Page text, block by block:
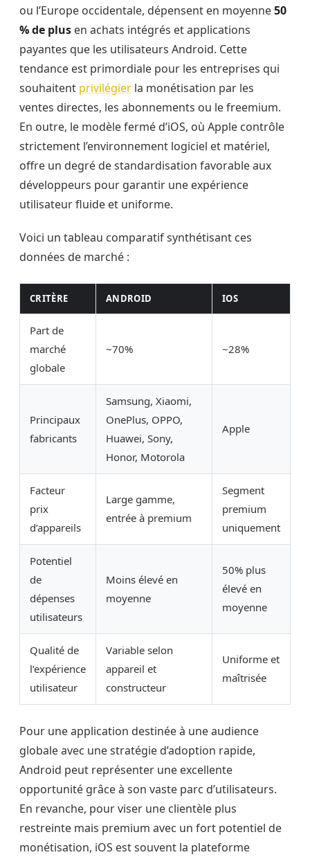
ou l’Europe occidentale, dépensent en moyenne50
% de plus en achats intégrés et applications
payantes que les utilisateurs Android. Cette
tendance est primordiale pour les entreprises qui
souhaitent privilégier la monétisation par les
ventes directes, les abonnements ou le freemium.
En outre, le modèle fermé d’iOS, où Apple contrôle
strictement l’environnement logiciel et matériel,
offre un degré de standardisation favorable aux
développeurs pour garantir une expérience
utilisateur fluide et uniforme.
Voici un tableau comparatif synthétisant ces
données de marché :
CRITÈRE ANDROID IOS
Part de
marché
globale
~70% ~28%
Principaux
fabricants
Samsung, Xiaomi,
OnePlus, OPPO,
Huawei, Sony,
Honor, Motorola
Apple
Facteur
prix
d’appareils
Large gamme,
entrée à premium
Segment
premium
uniquement
Potentiel
de
dépenses
utilisateurs
Moins élevé en
moyenne
50% plus
élevé en
moyenne
Qualité de
l’expérience
utilisateur
Variable selon
appareil et
constructeur
Uniforme et
maîtrisée
Pour une application destinée à une audience
globale avec une stratégie d’adoption rapide,
Android peut représenter une excellente
opportunité grâce à son vaste parc d’utilisateurs.
En revanche, pour viser une clientèle plus
restreinte mais premium avec un fort potentiel de
monétisation, iOS est souvent la plateforme